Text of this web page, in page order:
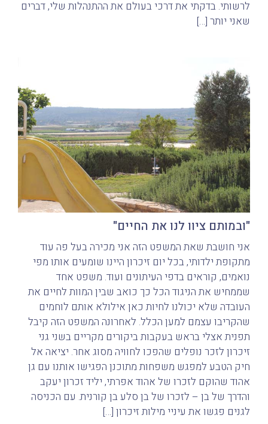
לרשותי. בדקתי את דרכי בעולם את ההתנהלות שלי, דברים
שאני יותר […]
"ובמותם ציוו לנו את החיים"
אני חושבת שאת המשפט הזה אני מכירה בעל פה עוד
מתקופת ילדותי, בכל יום זיכרון היינו שומעים אותו מפי
נואמים, קוראים בדפי העיתונים ועוד. משפט אחד
שממחיש את הניגוד הכל כך כואב שבין המוות לחיים את
העובדה שלא יכולנו לחיות כאן אילולא אותם לוחמים
שהקריבו עצמם למען הכלל. לאחרונה המשפט הזה קיבל
תפנית אצלי בראש בעקבות ביקורים מקריים בשני גני
זיכרון לזכר נופלים שהפכו לחוויה מסוג אחר. יציאה אל
חיק הטבע למפגש משפחות מתוכנן הפגישו אותנו עם גן
אהוד שהוקם לזכרו של אהוד אפרתי, יליד זכרון יעקב
והדרך של בן – לזכרו של בן סלע בן קורנית. עם הכניסה
לגנים פגשו את עיניי מילות זיכרון […]